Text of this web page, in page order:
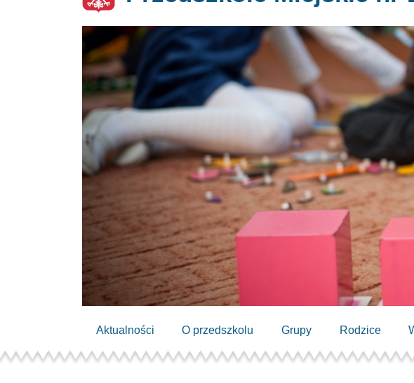
Aktualności O przedszkolu Grupy Rodzice